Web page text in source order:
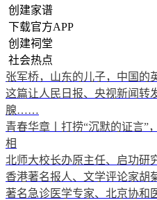
创建家谱
下载官方APP
创建祠堂
社会热点
张军桥，山东的儿子，中国的
这篇让人民日报、央视新闻转
腺……
青春华章丨打捞“沉默的证言”
相
北师大校长办原主任、启功研
香港著名报人、文学评论家胡
著名急诊医学专家、北京协和